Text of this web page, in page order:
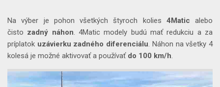
Na výber je pohon všetkých štyroch kolies 4Matic alebo
čisto zadný náhon. 4Matic modely budú maťredukciu a za
príplatok uzávierku zadného diferenciálu. Náhon na všetky 4
kolesá je možné aktivovať a používať do 100 km/h.